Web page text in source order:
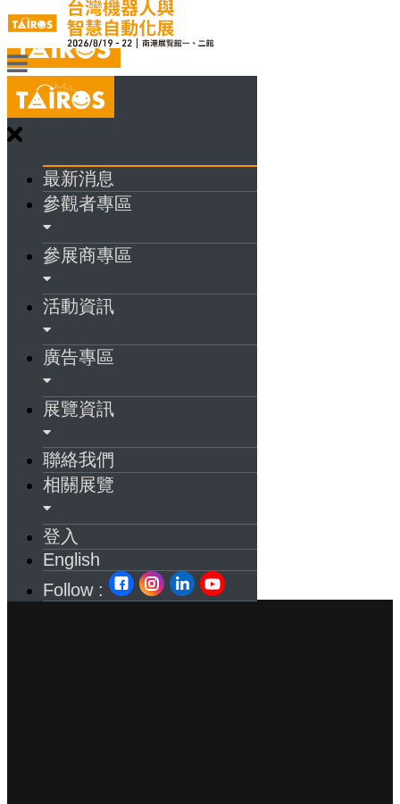
最新消息
參觀者專區
參展商專區
活動資訊
廣告專區
展覽資訊
聯絡我們
相關展覽
登入
English
Follow :